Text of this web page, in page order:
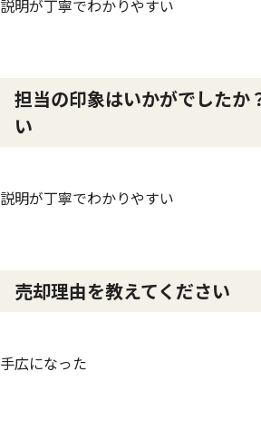
説明が丁寧でわかりやすい
担当の印象はいかがでしたか
い
説明が丁寧でわかりやすい
売却理由を教えてください
手広になった